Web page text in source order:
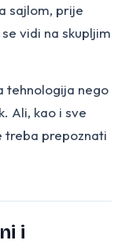
sajlom, prije
vidi na skupljim
tehnologija nego
Ali, kao i sve
treba prepoznati
i